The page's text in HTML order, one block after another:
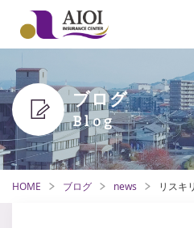
ブログ
HOME ブログ news リスキ